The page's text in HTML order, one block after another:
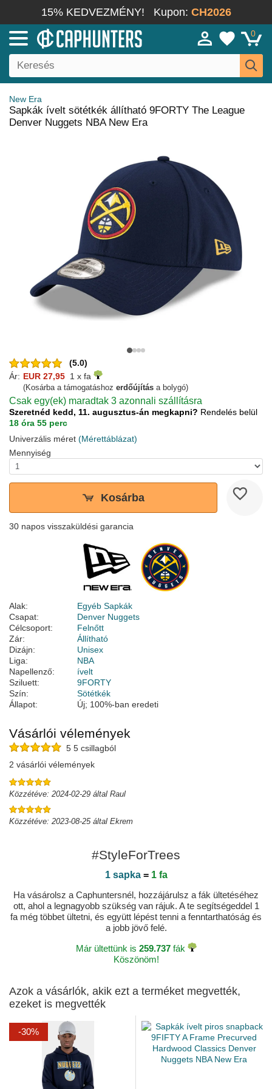
15% KEDVEZMÉNY! Kupon: CH2026
0
New Era
Sapkák ívelt sötétkék állítható 9FORTY The League
Denver Nuggets NBA New Era
(5.0)
Ár: EUR 27,95 1 x fa
(Kosárba a támogatáshoz erdőújítás a bolygó)
Csak egy(ek) maradtak 3 azonnali szállításra
Szeretnéd kedd, 11. augusztus-án megkapni? Rendelés belül
18 óra 55 perc
Univerzális méret (Mérettáblázat)
Mennyiség
Kosárba
30 napos visszaküldési garancia
Alak:
Egyéb Sapkák
Csapat:
Denver Nuggets
Célcsoport:
Felnőtt
Zár:
Állítható
Dizájn:
Unisex
Liga:
NBA
Napellenző:
ívelt
Sziluett:
9FORTY
Szín:
Sötétkék
Állapot:
Új; 100%-ban eredeti
Vásárlói vélemények
5 5 csillagból
2 vásárlói vélemények
Közzétéve: 2024-02-29 által Raul
Közzétéve: 2023-08-25 által Ekrem
#StyleForTrees
1 sapka= 1 fa
Ha vásárolsz a Caphuntersnél, hozzájárulsz a fák ültetéséhez
ott, ahol a legnagyobb szükség van rájuk. A te segítségeddel 1
fa még többet ültetni, és együtt lépést tenni a fenntarthatóság és
a jobb jövő felé.
Már ültettünk is 259.737fák
Köszönöm!
Azok a vásárlók, akik ezt a terméket megvették,
ezeket is megvették
-30%